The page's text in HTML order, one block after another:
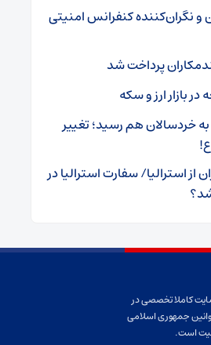
نگران‌کننده کنفرانس امنیتی
بازار ارز و سکه
خردسالان هم رسید؛ تغییر
از استرالیا/ سفارت استرالیا در
کاملا تخصصی در
جمهوری اسلامی
است.